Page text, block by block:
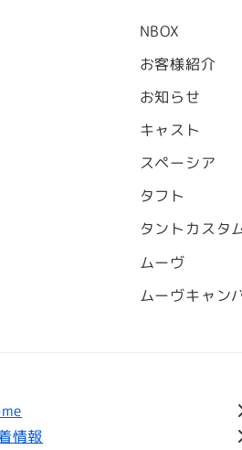
NBOX
お客様紹介
お知らせ
キャスト
スペーシア
タフト
タントカスタ
ムーヴ
ムーヴキャン
情報